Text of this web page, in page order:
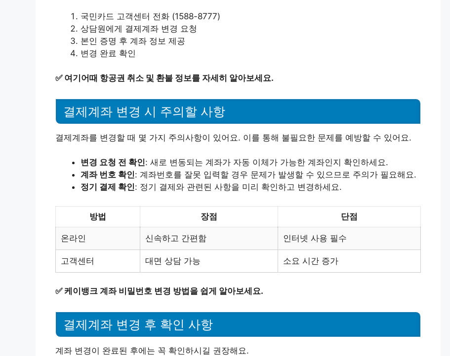
국민카드 고객센터 전화 (1588-8777)
상담원에게 결제계좌 변경 요청
본인 증명 후 계좌 정보 제공
변경 완료 확인
✅ 여기어때 항공권 취소 및 환불 정보를 자세히 알아보세요.
결제계좌 변경 시 주의할 사항
결제계좌를 변경할 때 몇 가지 주의사항이 있어요. 이를 통해 불필요한 문제를 예방할 수 있어요.
변경 요청 전 확인: 새로 변동되는 계좌가 자동 이체가 가능한 계좌인지 확인하세요.
계좌 번호 확인: 계좌번호를 잘못 입력할 경우 문제가 발생할 수 있으므로 주의가 필요해요.
정기 결제 확인: 정기 결제와 관련된 사항을 미리 확인하고 변경하세요.
방법 장점 단점
온라인 신속하고 간편함 인터넷 사용 필수
고객센터 대면 상담 가능 소요 시간 증가
✅케이뱅크 계좌 비밀번호 변경 방법을 쉽게 알아보세요.
결제계좌 변경 후 확인 사항
계좌 변경이 완료된 후에는 꼭 확인하시길 권장해요.